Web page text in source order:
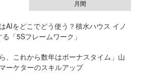
月間
AIをどこでどう使う？積水ハウス イノ
「5Sフレームワーク」
、これから数年はボーナスタイム」山
ーケターのスキルアップ